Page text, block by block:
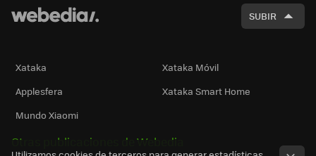
SUBIR
Xataka
Xataka Móvil
Applesfera
Xataka Smart Home
Mundo Xiaomi
Otras publicaciones de Webedia